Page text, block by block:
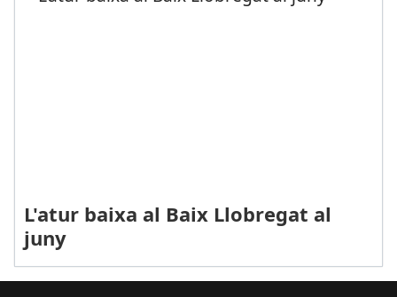
L'atur baixa al Baix Llobregat al
juny